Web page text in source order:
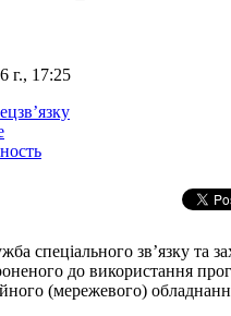
г., 17:25
спеціального зв’язку та
до використання
(мережевого)